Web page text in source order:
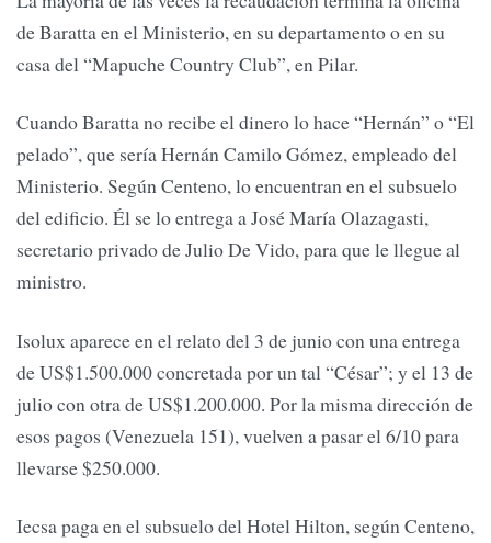
de Baratta en el Ministerio, en su departamento o en su
casa del “Mapuche Country Club”, en Pilar.
Cuando Baratta no recibe el dinero lo hace “Hernán” o “El
pelado”, que sería Hernán Camilo Gómez, empleado del
Ministerio. Según Centeno, lo encuentran en el subsuelo
del edificio. Él se lo entrega a José María Olazagasti,
secretario privado de Julio De Vido, para que le llegue al
ministro.
Isolux aparece en el relato del 3 de junio con una entrega
de US$1.500.000 concretada por un tal “César”; y el 13 de
julio con otra de US$1.200.000. Por la misma dirección de
esos pagos (Venezuela 151), vuelven a pasar el 6/10 para
llevarse $250.000.
Iecsa paga en el subsuelo del Hotel Hilton, según Centeno,